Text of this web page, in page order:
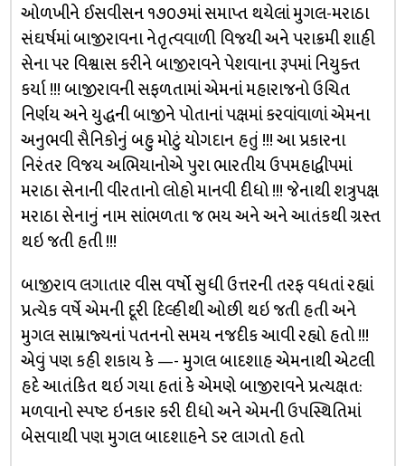
ઓળખીને ઈસવીસન ૧૭૦૭માં સમાપ્ત થયેલાં મુગલ-મરાઠા
સંઘર્ષમાં બાજીરાવના નેતૃત્વવાળી વિજયી અને પરાક્રમી શાહી
સેના પર વિશ્વાસ કરીને બાજીરાવને પેશવાના રૂપમાં નિયુક્ત
કર્યા !!! બાજીરાવની સફળતામાં એમનાં મહારાજનો ઉચિત
નિર્ણય અને યુદ્ધની બાજીને પોતાનાં પક્ષમાં કરવાંવાળાં એમના
અનુભવી સૈનિકોનું બહુ મોટું યોગદાન હતું !!! આ પ્રકારના
નિરંતર વિજય અભિયાનોએ પુરા ભારતીય ઉપમહાદ્વીપમાં
મરાઠા સેનાની વીરતાનો લોહો માનવી દીધો !!! જેનાથી શત્રુપક્ષ
મરાઠા સેનાનું નામ સાંભળતા જ ભય અને અને આતંકથી ગ્રસ્ત
થઇ જતી હતી !!!
બાજીરાવ લગાતાર વીસ વર્ષો સુધી ઉત્તરની તરફ વધતાં રહ્યાં
પ્રત્યેક વર્ષે એમની દૂરી દિલ્હીથી ઓછી થઇ જતી હતી અને
મુગલ સામ્રાજ્યનાં પતનનો સમય નજદીક આવી રહ્યો હતો !!!
એવું પણ કહી શકાય કે —- મુગલ બાદશાહ એમનાથી એટલી
હદે આતંકિત થઇ ગયા હતાં કે એમણે બાજીરાવને પ્રત્યક્ષત:
મળવાનો સ્પષ્ટ ઇનકાર કરી દીધો અને એમની ઉપસ્થિતિમાં
બેસવાથી પણ મુગલ બાદશાહને ડર લાગતો હતો